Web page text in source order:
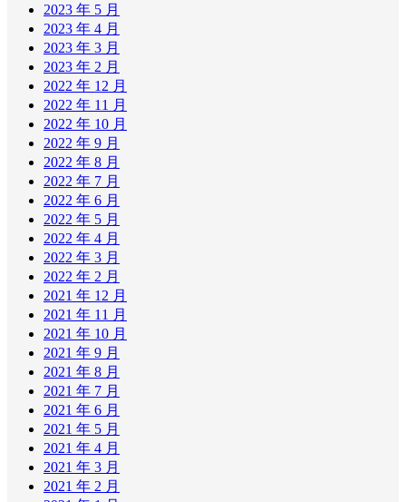
2023 年 5 月
2023 年 4 月
2023 年 3 月
2023 年 2 月
2022 年 12 月
2022 年 11 月
2022 年 10 月
2022 年 9 月
2022 年 8 月
2022 年 7 月
2022 年 6 月
2022 年 5 月
2022 年 4 月
2022 年 3 月
2022 年 2 月
2021 年 12 月
2021 年 11 月
2021 年 10 月
2021 年 9 月
2021 年 8 月
2021 年 7 月
2021 年 6 月
2021 年 5 月
2021 年 4 月
2021 年 3 月
2021 年 2 月